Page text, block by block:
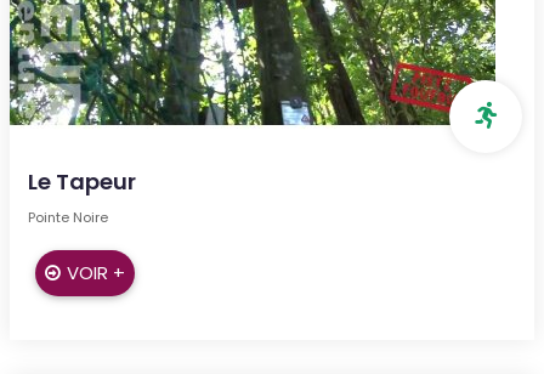
Le Tapeur
Pointe Noire
VOIR +